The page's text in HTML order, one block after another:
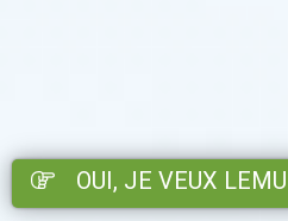
OUI, JE VEUX